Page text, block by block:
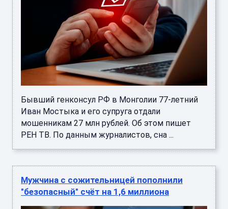
Бывший генконсул РФ в Монголии 77-летний
Иван Мостыка и его супруга отдали
мошенникам 27 млн рублей. Об этом пишет
РЕН ТВ. По данным журналистов, сна ...
Мужчина с сожительницей пополнили
"безопасный" счёт на 1,6 миллиона